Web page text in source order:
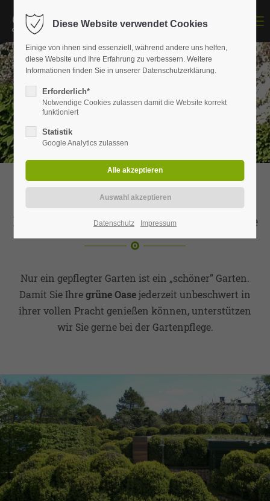
Gartenpflege
Ihr professioneller Gartenpflege-Service
Nur ein gepflegter Garten ist ein „schöner” Garten.
Damit Sie Ihregrüne Oasejederzeit unbeschwert in
ihrer vollen Pracht genießen können, unterstützen
wir Sie gerne bei der Gartenpflege.
Diese Website verwendet Cookies
Einige von ihnen sind essenziell, während andere uns helfen,
diese Website und Ihre Erfahrung zu verbessern. Weitere
Informationen finden Sie in unserer Datenschutzerklärung.
Erforderlich*
Notwendige Cookies zulassen damit die Website korrekt
funktioniert
Statistik
Google Analytics zulassen
Datenschutz Impressum